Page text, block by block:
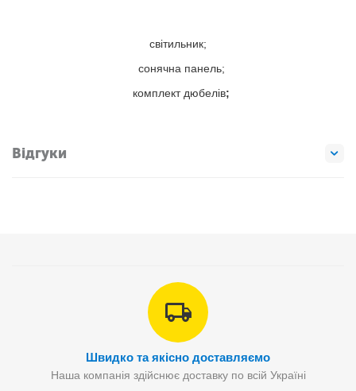
світильник;
сонячна панель;
комплект дюбелів;
Відгуки
Швидко та якісно доставляємо
Наша компанія здійснює доставку по всій Україні